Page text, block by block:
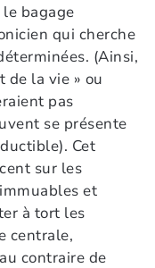
bagage
qui cherche
(Ainsi,
de la vie » ou
pas
se présente
Cet
sur les
et
à tort les
centrale,
contraire de